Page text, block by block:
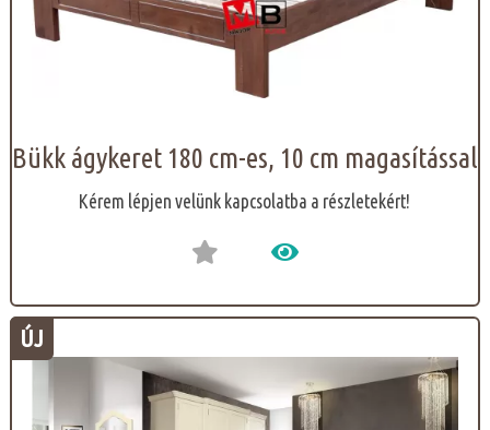
Bükk ágykeret 180 cm-es, 10 cm magasítással
Kérem lépjen velünk kapcsolatba a részletekért!
ÚJ